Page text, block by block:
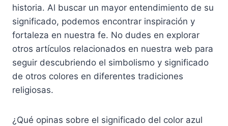
historia. Al buscar un mayor entendimiento de su
significado, podemos encontrar inspiración y
fortaleza en nuestra fe. No dudes en explorar
otros artículos relacionados en nuestra web para
seguir descubriendo el simbolismo y significado
de otros colores en diferentes tradiciones
religiosas.
¿Qué opinas sobre el significado del color azul